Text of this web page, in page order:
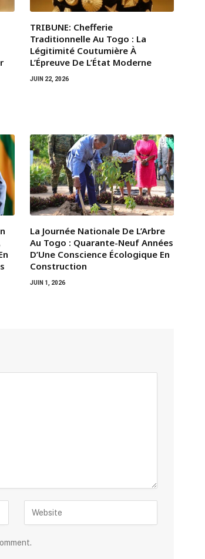
TRIBUNE: Chefferie
Traditionnelle Au Togo : La
Légitimité Coutumière À
L’Épreuve De L’État Moderne
JUIN 22, 2026
La Journée Nationale De L’Arbre
Au Togo : Quarante-Neuf Années
D’Une Conscience Écologique En
Construction
JUIN 1, 2026